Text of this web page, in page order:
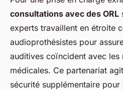
consultations avec des ORL
experts travaillent en étroite
audioprothésistes pour
auditives coïncident avec les
médicales. Ce partenariat
sécurité supplémentaire pour